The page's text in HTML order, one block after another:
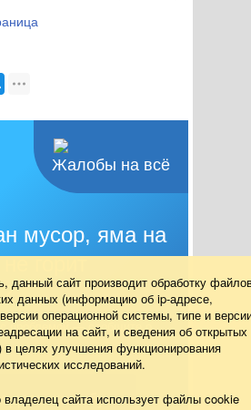
Жалобы на всё
мусор, яма на
горит
проблемой — сообщите о
жалобу
данный сайт производит обработку
данных (информацию об ip-адресе,
операционной системы, типе и
на сайт, и сведения об открытых
в целях улучшения функционирования
исследований.
сайта использует файлы cookie